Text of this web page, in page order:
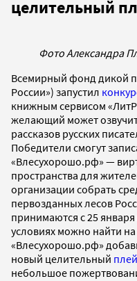
целительный
Фото Александра
Всемирный фонд дикой
России») запустил
книжным сервисом
желающий может
рассказов русских
Победители смогут
«Влесухорошо.рф» —
пространства для
организации собрать
первозданных лесов
принимаются с 25
условиях можно найти на
«Влесухорошо.рф»
новый целительный
небольшое